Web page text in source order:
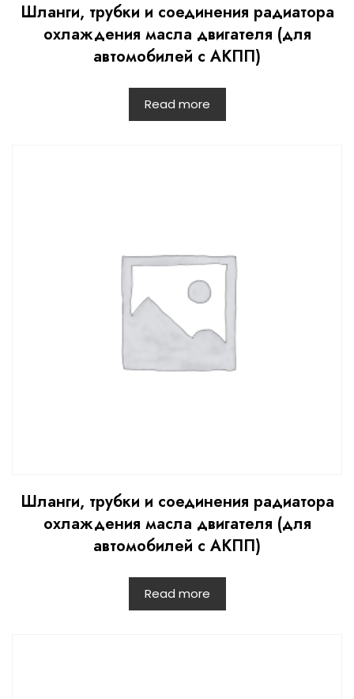
Шланги, трубки и соединения радиатора
охлаждения масла двигателя (для
автомобилей с АКПП)
Read more
Шланги, трубки и соединения радиатора
охлаждения масла двигателя (для
автомобилей с АКПП)
Read more